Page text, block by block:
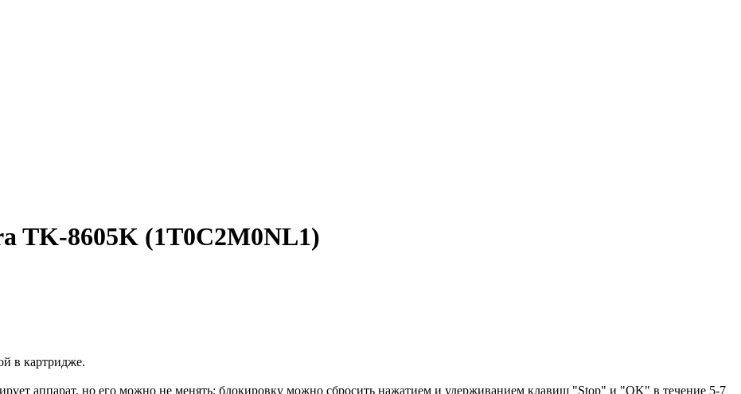
TK-8605K (1T0C2M0NL1)
в картридже.
аппарат, но его можно не менять: блокировку можно сбросить нажатием и удерживанием клавиш "Stop" и "OK" в течение 5-7